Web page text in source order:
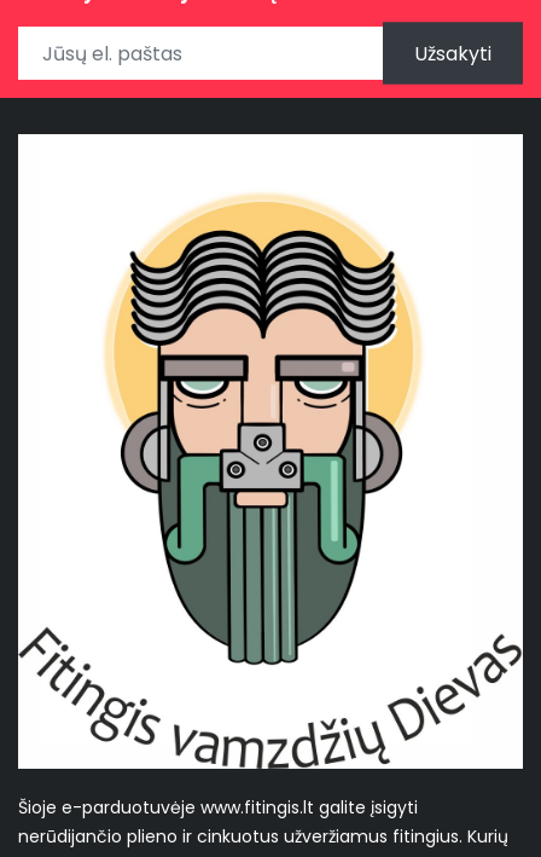
Užsakyti
Šioje e-parduotuvėje www.fitingis.lt galite įsigyti
nerūdijančio plieno ir cinkuotus užveržiamus fitingius. Kurių